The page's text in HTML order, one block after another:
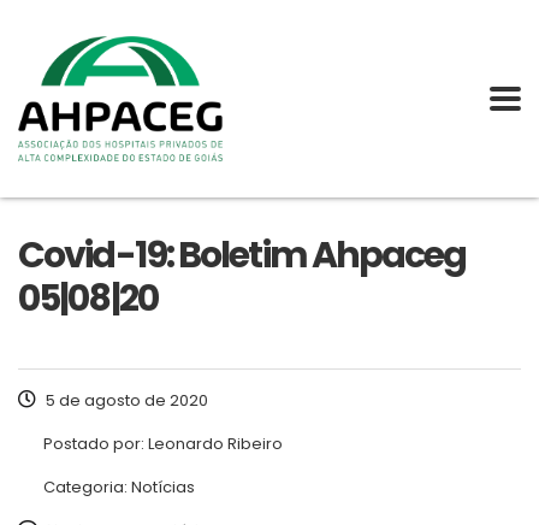
Covid-19: Boletim Ahpaceg
05|08|20
5 de agosto de 2020
Postado por: Leonardo Ribeiro
Categoria: Notícias